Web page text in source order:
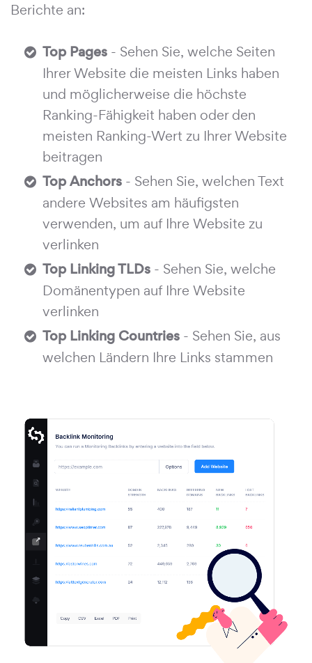
Berichte an:
Top Pages - Sehen Sie, welche Seiten
Ihrer Website die meisten Links haben
und möglicherweise die höchste
Ranking-Fähigkeit haben oder den
meisten Ranking-Wert zu Ihrer Website
beitragen
Top Anchors - Sehen Sie, welchen Text
andere Websites am häufigsten
verwenden, um auf Ihre Website zu
verlinken
Top Linking TLDs - Sehen Sie, welche
Domänentypen auf Ihre Website
verlinken
Top Linking Countries - Sehen Sie, aus
welchen Ländern Ihre Links stammen